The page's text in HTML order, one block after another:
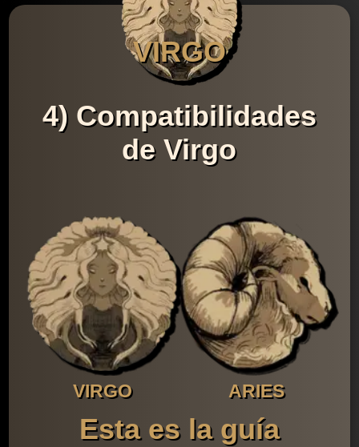
VIRGO
4) Compatibilidades
de Virgo
VIRGO ARIES
Esta es la guía